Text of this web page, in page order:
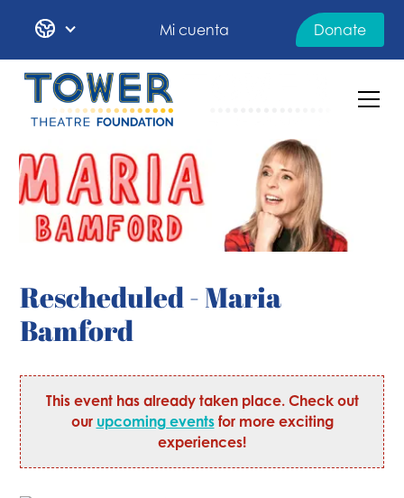
Mi cuenta Donate
Rescheduled - Maria
Bamford
This event has already taken place. Check out
our upcoming eventsfor more exciting
experiences!